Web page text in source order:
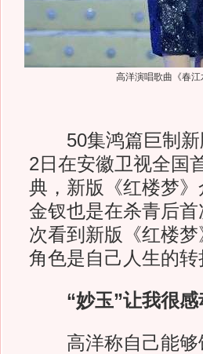
高洋演唱歌曲《春江
50集鸿篇巨制新
2日在安徽卫视全国
典，新版《红楼梦
金钗也是在杀青后
次看到新版《红楼
角色是自己人生的转
“妙玉”让我很感
高洋称自己能够